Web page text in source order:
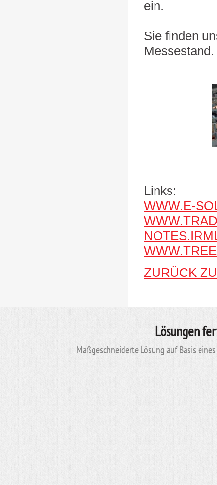
ein.
Sie finden
Messestand.
Links:
WWW.E-
ZURÜCK
Lösungen
Maßgeschneiderte Lösung auf Basis